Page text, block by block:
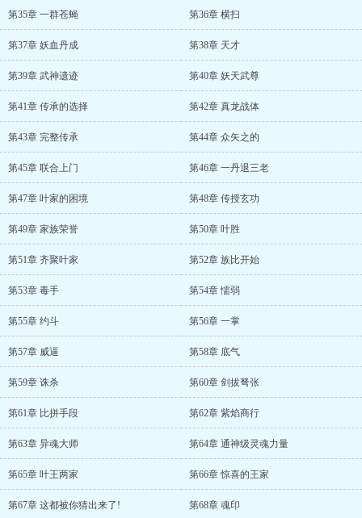
第35章 一群苍蝇 第36章 横扫
第37章 妖血丹成 第38章 天才
第39章 武神遗迹 第40章 妖天武尊
第41章 传承的选择 第42章 真龙战体
第43章 完整传承 第44章 众矢之的
第45章 联合上门 第46章 一丹退三老
第47章 叶家的困境 第48章 传授玄功
第49章 家族荣誉 第50章 叶胜
第51章 齐聚叶家 第52章 族比开始
第53章 毒手 第54章 懦弱
第55章 约斗 第56章 一掌
第57章 威逼 第58章 底气
第59章 诛杀 第60章 剑拔弩张
第61章 比拼手段 第62章 紫焰商行
第63章 异魂大师 第64章 通神级灵魂力量
第65章 叶王两家 第66章 惊喜的王家
第67章 这都被你猜出来了! 第68章 魂印